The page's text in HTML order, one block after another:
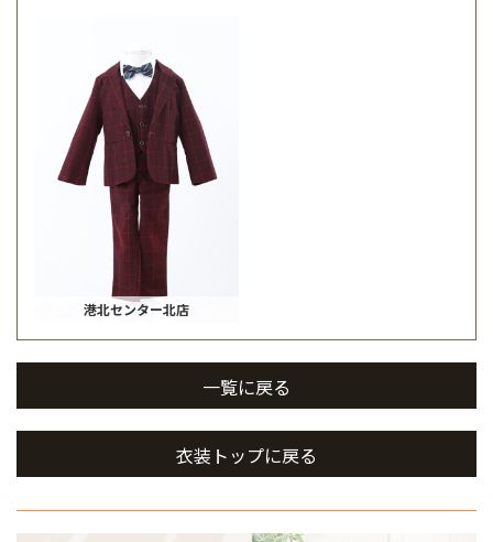
港北センター北店
一覧に戻る
衣装トップに戻る